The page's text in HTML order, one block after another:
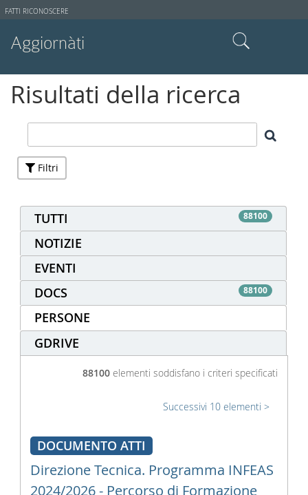
Strumenti
FATTI RICONOSCERE
Aggiornàti
Ricerca avanzata…
Risultati della ricerca
Filtri
TUTTI 88100
NOTIZIE
EVENTI
DOCS
88100
PERSONE
GDRIVE
88100 elementi soddisfano i criteri specificati
Successivi 10 elementi
DOCUMENTO ATTI
Direzione Tecnica. Programma INFEAS
2024/2026 - Percorso di Formazione